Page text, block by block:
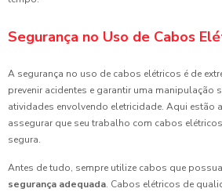
Segurança no Uso de Cabos
A segurança no uso de cabos elétricos é de
prevenir acidentes e garantir uma manipulação
atividades envolvendo eletricidade. Aqui estão
assegurar que seu trabalho com cabos
segura.
Antes de tudo, sempre utilize cabos que
segurança adequada. Cabos elétricos de